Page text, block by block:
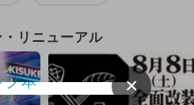
ト
ト 雨の日OK
リニューアル
×